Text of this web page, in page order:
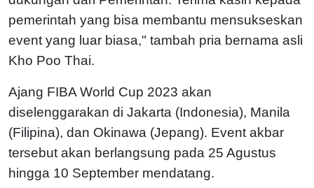
pemerintah yang bisa membantu mensukseskan
event yang luar biasa," tambah pria bernama asli
Kho Poo Thai.
Ajang FIBA World Cup 2023 akan
diselenggarakan di Jakarta (Indonesia), Manila
(Filipina), dan Okinawa (Jepang). Event akbar
tersebut akan berlangsung pada 25 Agustus
hingga 10 September mendatang.